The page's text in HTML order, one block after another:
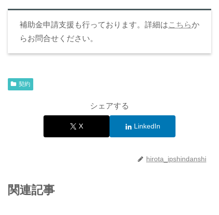
補助金申請支援も行っております。詳細はこちらか
らお問合せください。
契約
シェアする
X LinkedIn
hirota_ipshindanshi
関連記事